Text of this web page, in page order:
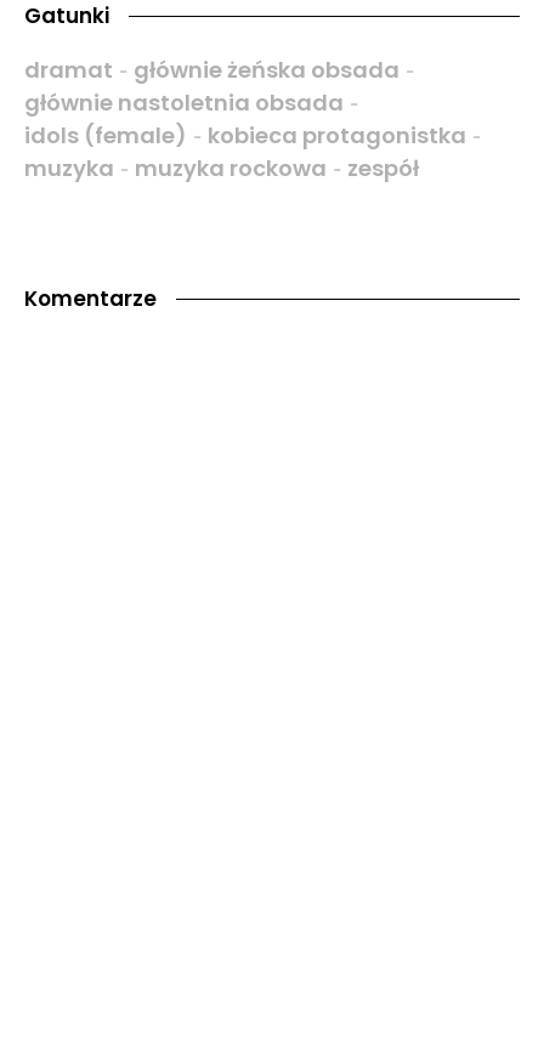
Gatunki
dramat - głównie żeńska obsada -
głównie nastoletnia obsada -
idols (female) - kobieca protagonistka -
muzyka - muzyka rockowa - zespół
Komentarze